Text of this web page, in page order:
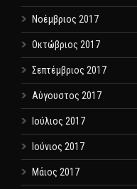
Νοέμβριος 2017
Οκτώβριος 2017
Σεπτέμβριος 2017
Αύγουστος 2017
Ιούλιος 2017
Ιούνιος 2017
Μάιος 2017